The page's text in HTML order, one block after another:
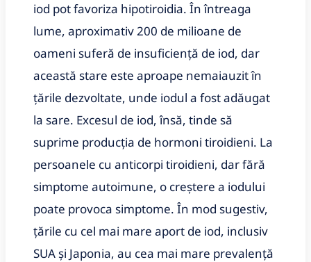
iod pot favoriza hipotiroidia. În întreaga
lume, aproximativ 200 de milioane de
oameni suferă de insuficiență de iod, dar
această stare este aproape nemaiauzit în
țările dezvoltate, unde iodul a fost adăugat
la sare. Excesul de iod, însă, tinde să
suprime producția de hormoni tiroidieni. La
persoanele cu anticorpi tiroidieni, dar fără
simptome autoimune, o creștere a iodului
poate provoca simptome. În mod sugestiv,
țările cu cel mai mare aport de iod, inclusiv
SUA și Japonia, au cea mai mare prevalență